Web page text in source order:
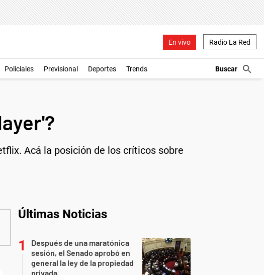
En vivo Radio La Red
Policiales Previsional Deportes Trends
Acá la posición de los críticos sobre
Últimas Noticias
Después de una maratónica
sesión, el Senado aprobó en
general la ley de la propiedad
privada